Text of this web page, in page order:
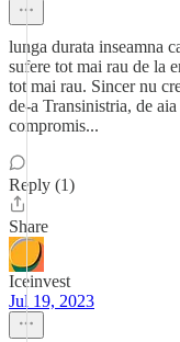
lunga durata inseamna
sufere tot mai rau de la
tot mai rau. Sincer nu
de-a Transinistria, de
compromis...
Reply (1)
Share
Iceinvest
Jul 19, 2023